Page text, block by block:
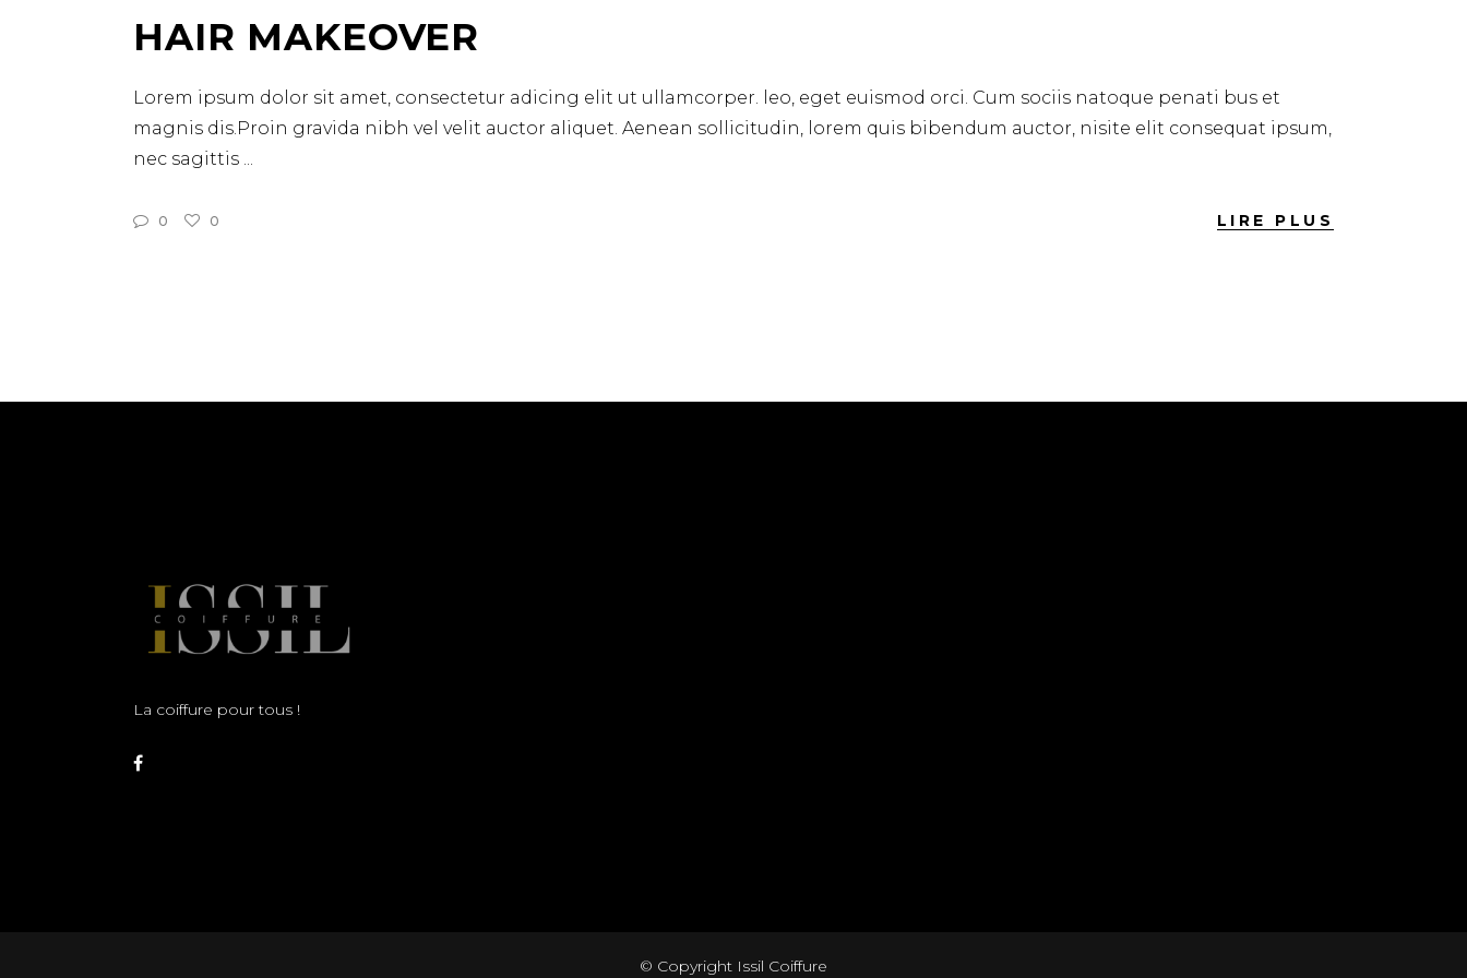
HAIR MAKEOVER
Lorem ipsum dolor sit amet, consectetur adicing elit ut ullamcorper. leo, eget euismod orci. Cum sociis natoque penati bus et
magnis dis.Proin gravida nibh vel velit auctor aliquet. Aenean sollicitudin, lorem quis bibendum auctor, nisite elit consequat ipsum,
nec sagittis
0 0 LIRE PLUS
La coiffure pour tous !
© Copyright Issil Coiffure